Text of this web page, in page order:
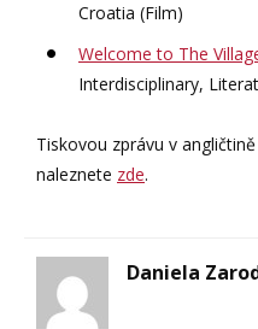
Croatia (Film)
Welcome to The
Interdisciplinary,
Tiskovou zprávu v
naleznete zde.
Daniela